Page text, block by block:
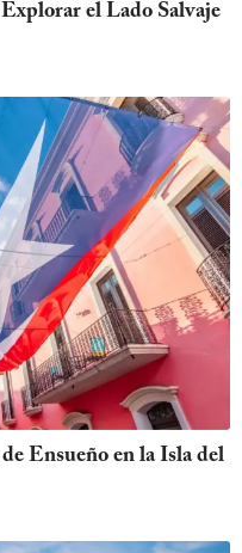
el Lado Salvaje
Ensueño en la Isla del